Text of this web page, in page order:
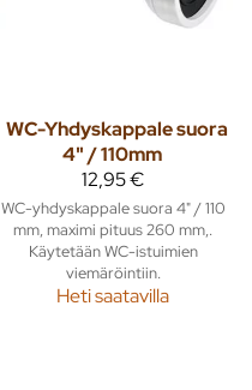
WC-Yhdyskappale suora
4" / 110mm
12,95 €
WC-yhdyskappale suora 4" / 110
mm, maximi pituus 260 mm,.
Käytetään WC-istuimien
viemäröintiin.
Heti saatavilla